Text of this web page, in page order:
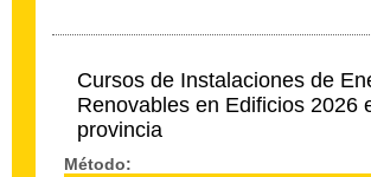
Cursos de Instalaciones de
Renovables en Edificios 2026
provincia
Método: